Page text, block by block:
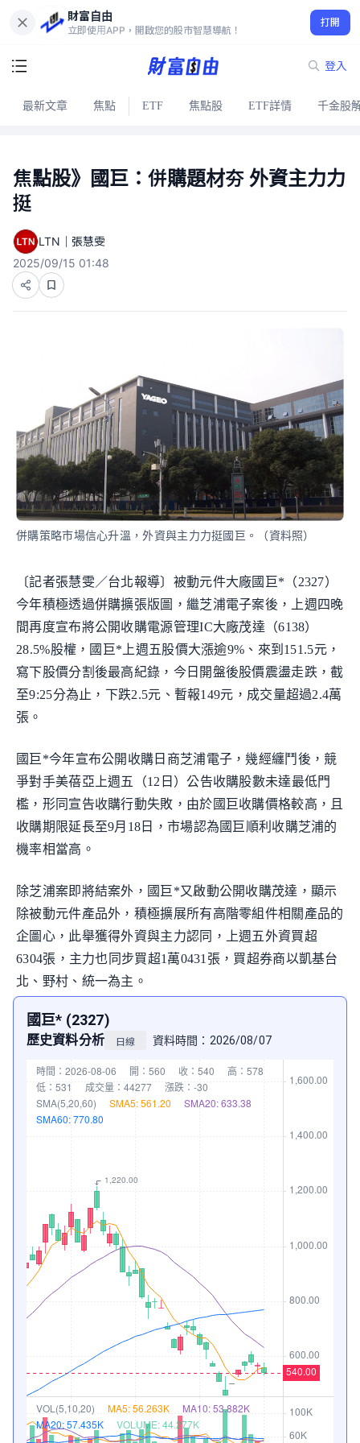
財富自由
立即使用APP，開啟您的股市智慧導航！
打開
登入
最新文章 焦點 ETF 焦點股 ETF詳情 千金股
焦點股》國巨：併購題材夯 外資主力力
挺
LTN｜張慧雯
2025/09/15 01:48
併購策略市場信心升溫，外資與主力力挺國巨。（資料照）
〔記者張慧雯／台北報導〕被動元件大廠國巨*（2327）
今年積極透過併購擴張版圖，繼芝浦電子案後，上週四晚
間再度宣布將公開收購電源管理IC大廠茂達（6138）
28.5%股權，國巨*上週五股價大漲逾9%、來到151.5元，
寫下股價分割後最高紀錄，今日開盤後股價震盪走跌，截
至9:25分為止，下跌2.5元、暫報149元，成交量超過2.4萬
張。
國巨*今年宣布公開收購日商芝浦電子，幾經纏鬥後，競
爭對手美蓓亞上週五（12日）公告收購股數未達最低門
檻，形同宣告收購行動失敗，由於國巨收購價格較高，且
收購期限延長至9月18日，市場認為國巨順利收購芝浦的
機率相當高。
除芝浦案即將結案外，國巨*又啟動公開收購茂達，顯示
除被動元件產品外，積極擴展所有高階零組件相關產品的
企圖心，此舉獲得外資與主力認同，上週五外資買超
6304張，主力也同步買超1萬0431張，買超券商以凱基台
北、野村、統一為主。